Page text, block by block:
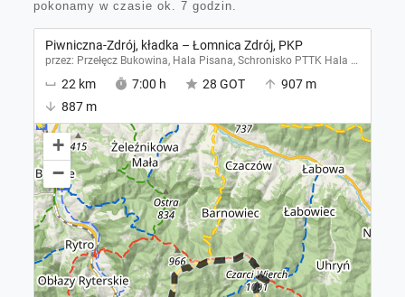
pokonamy w czasie ok. 7 godzin.